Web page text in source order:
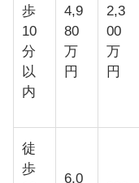
歩
10
分
以
内
4,9
80
万
円
2,3
00
万
円
徒
歩
6,0